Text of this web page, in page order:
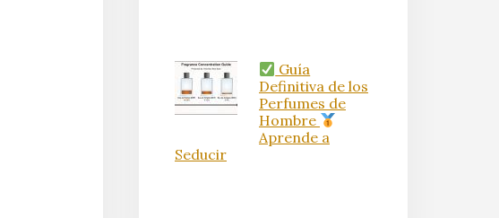
Guía
Definitiva de los
Perfumes de
Hombre
Aprende a
Seducir